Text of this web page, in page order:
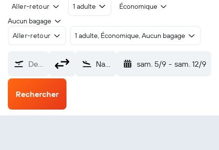
Aller-retour 1 adulte
Économique
Aucun bagage
Aller-retour
1 adulte, Économique, Aucun bagage
De… Nanded Shri Guru Gobind Singh Ji (NDC) sam. 5/9 - sam. 12/9
Rechercher